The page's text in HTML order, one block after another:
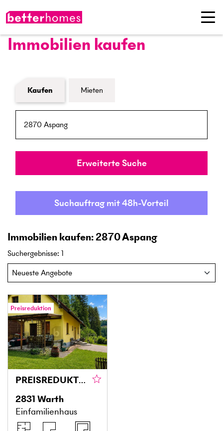
Immobilien kaufen
Formular Immobiliensuche
Kaufen Mieten
PLZ / Ort
Umkreis
Erweiterte Suche
Suchauftrag mit 48h-Vorteil
Immobilien kaufen: 2870 Aspang
Suchergebnisse: 1
Preisreduktion
PREISREDUKTION! NATURIDYLLE MIT FERNBLICK – CHARMANTES EINFAMILIENHAUS AUF ÜBER 1.000 M² GRUNDSTÜCK IN ABSOLUTER RUHELAGE
2831 Warth
Einfamilienhaus